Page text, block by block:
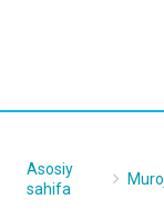
Asosiy
sahifa